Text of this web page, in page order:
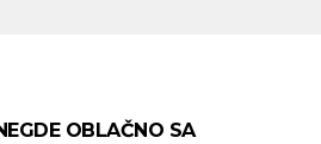
OBLAČNO SA